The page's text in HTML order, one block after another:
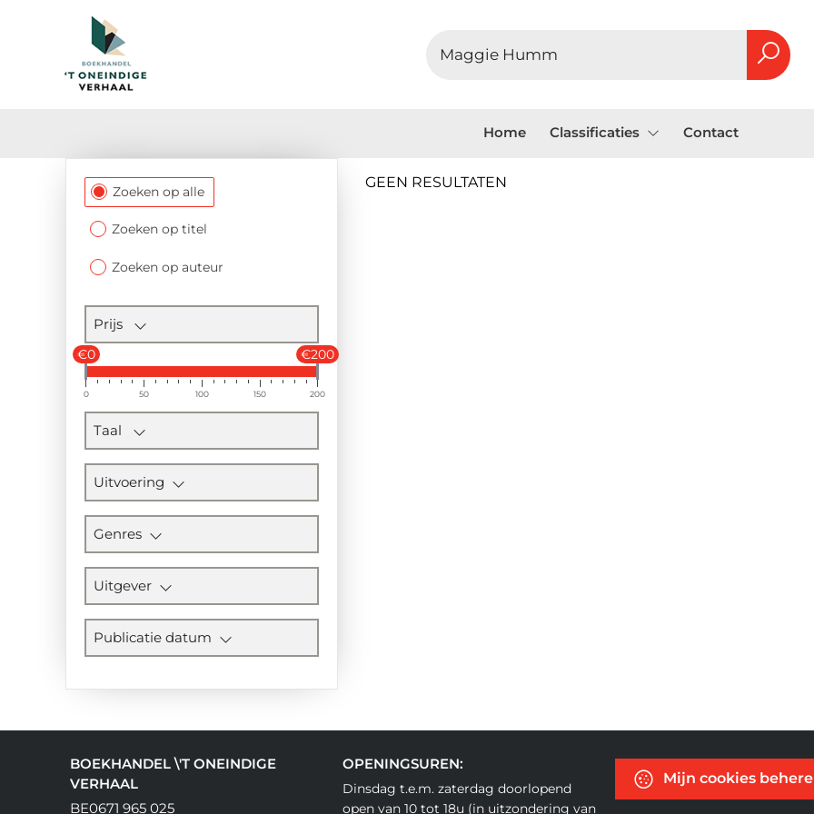
Home Classificaties Contact
Filtersectie
Zoeken op alle
Zoeken op titel
Zoeken op auteur
Prijs
€0 €200
0 50 100 150 200
Taal
Uitvoering
Genres
Uitgever
Publicatie datum
GEEN RESULTATEN
BOEKHANDEL \'T ONEINDIGE
VERHAAL
BE0671 965 025
OPENINGSUREN:
Dinsdag t.e.m. zaterdag doorlopend
open van 10 tot 18u (in uitzondering van
Mijn cookies